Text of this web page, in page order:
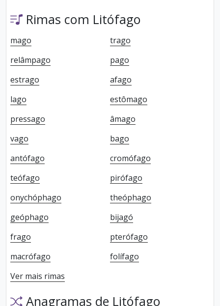
Rimas com Litófago
mago
trago
relâmpago
pago
estrago
afago
lago
estômago
pressago
âmago
vago
bago
antófago
cromófago
teófago
pirófago
onychóphago
theóphago
geóphago
bijagó
frago
pterófago
macrófago
folífago
Ver mais rimas
Anagramas de Litófago